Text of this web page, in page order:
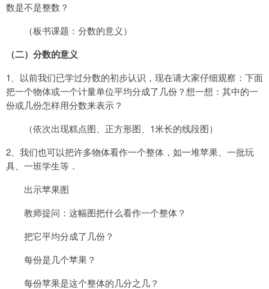
数是不是整数？
（板书课题：分数的意义）
（二）分数的意义
1
、以前我们已学过分数的初步认识，现在请大家仔细观察：下面
把一个物体或一个计量单位平均分成了几份？想一想：其中的一
份或几份怎样用分数来表示？
（依次出现糕点图、正方形图、 1米长的线段图）
2 、我们也可以把许多物体看作一个整体，如一堆苹果、一批玩
具、一班学生等．
出示苹果图
教师提问：这幅图把什么看作一个整体？
把它平均分成了几份？
每份是几个苹果？
每份苹果是这个整体的几分之几？